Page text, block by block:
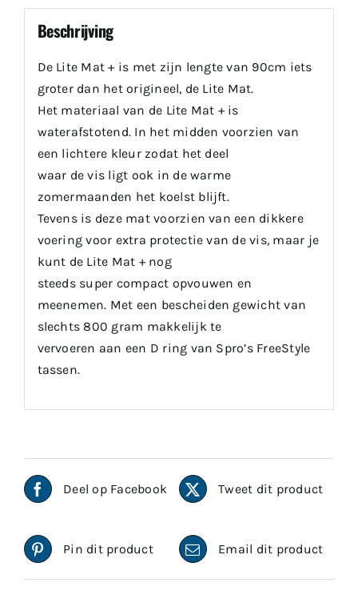
Beschrijving
De Lite Mat + is met zijn lengte van 90cm iets
groter dan het origineel, de Lite Mat.
Het materiaal van de Lite Mat + is
waterafstotend. In het midden voorzien van
een lichtere kleur zodat het deel
waar de vis ligt ook in de warme
zomermaanden het koelst blijft.
Tevens is deze mat voorzien van een dikkere
voering voor extra protectie van de vis, maar je
kunt de Lite Mat + nog
steeds super compact opvouwen en
meenemen. Met een bescheiden gewicht van
slechts 800 gram makkelijk te
vervoeren aan een D ring van Spro’s FreeStyle
tassen.
Deel op Facebook Tweet dit product
Pin dit product Email dit product